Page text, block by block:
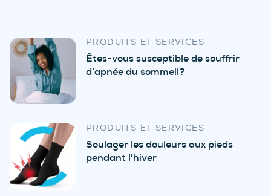
PRODUITS ET SERVICES
Êtes-vous susceptible de souffrir
d’apnée du sommeil?
PRODUITS ET SERVICES
Soulager les douleurs aux pieds
pendant l'hiver